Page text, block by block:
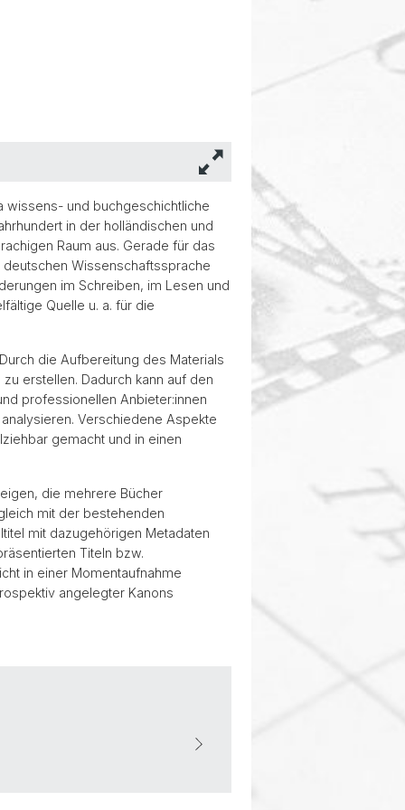
wissens- und buchgeschichtliche
in der holländischen und
Raum aus. Gerade für das
Wissenschaftssprache
im Schreiben, im Lesen und
Quelle u. a. für die
die Aufbereitung des Materials
erstellen. Dadurch kann auf den
professionellen Anbieter:innen
Verschiedene Aspekte
gemacht und in einen
die mehrere Bücher
mit der bestehenden
mit dazugehörigen Metadaten
Titeln bzw.
in einer Momentaufnahme
angelegter Kanons